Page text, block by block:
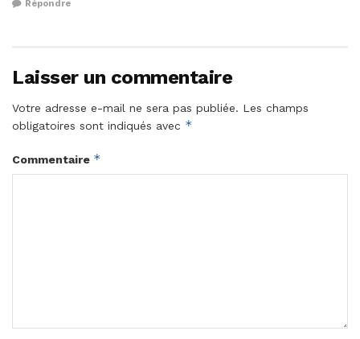
Répondre
Laisser un commentaire
Votre adresse e-mail ne sera pas publiée. Les champs
obligatoires sont indiqués avec *
Commentaire *